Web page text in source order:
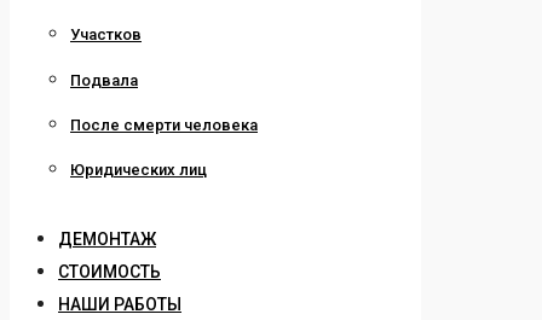
Участков
Подвала
После смерти человека
Юридических лиц
ДЕМОНТАЖ
СТОИМОСТЬ
НАШИ РАБОТЫ